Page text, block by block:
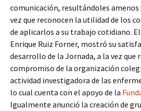
comunicación, resultándoles amenos
vez que reconocen la utilidad de los
de aplicarlos a su trabajo cotidiano.
Enrique Ruiz Forner, mostró su
desarrollo de la Jornada, a la vez que
compromiso de la organización
actividad investigadora de las
lo cual cuenta con el apoyo de la
Igualmente anunció la creación de